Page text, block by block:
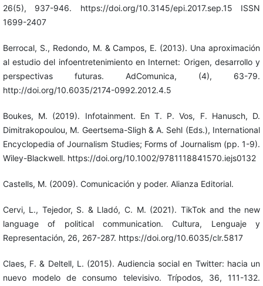
26(5), 937-946. https://doi.org/10.3145/epi.2017.sep.15 ISSN
1699-2407
Berrocal, S., Redondo, M. & Campos, E. (2013). Una aproximación
al estudio del infoentretenimiento en Internet: Origen, desarrollo y
perspectivas futuras. AdComunica, (4), 63-79.
http://doi.org/10.6035/2174-0992.2012.4.5
Boukes, M. (2019). Infotainment. En T. P. Vos, F. Hanusch, D.
Dimitrakopoulou, M. Geertsema-Sligh & A. Sehl (Eds.), International
Encyclopedia of Journalism Studies; Forms of Journalism (pp. 1-9).
Wiley-Blackwell. https://doi.org/10.1002/9781118841570.iejs0132
Castells, M. (2009). Comunicación y poder. Alianza Editorial.
Cervi, L., Tejedor, S. & Lladó, C. M. (2021). TikTok and the new
language of political communication. Cultura, Lenguaje y
Representación, 26, 267-287. https://doi.org/10.6035/clr.5817
Claes, F. & Deltell, L. (2015). Audiencia social en Twitter: hacia un
nuevo modelo de consumo televisivo. Trípodos, 36, 111-132.